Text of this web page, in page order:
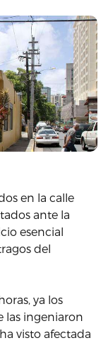
en la calle
ante la
esencial
del
ya los
las ingeniaron
visto afectada